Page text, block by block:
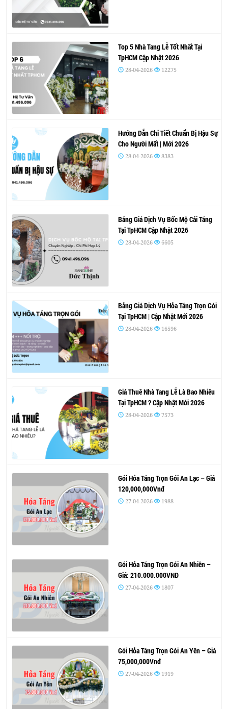
Top 5 Nhà Tang Lễ Tốt Nhất Tại
TpHCM Cập Nhật 2026
28-04-2026 12275
Hướng Dẫn Chi Tiết Chuẩn Bị Hậu Sự
Cho Người Mất | Mới 2026
28-04-2026 8383
Bảng Giá Dịch Vụ Bốc Mộ Cải Táng
Tại TpHCM Cập Nhật 2026
28-04-2026 6605
Bảng Giá Dịch Vụ Hỏa Táng Trọn Gói
Tại TpHCM | Cập Nhật Mới 2026
28-04-2026 16596
Giá Thuê Nhà Tang Lễ Là Bao Nhiêu
Tại TpHCM ? Cập Nhật Mới 2026
28-04-2026 7573
Gói Hỏa Táng Trọn Gói An Lạc – Giá
120,000,000Vnđ
27-04-2026 1988
Gói Hỏa Táng Trọn Gói An Nhiên –
Giá: 210.000.000VNĐ
27-04-2026 1807
Gói Hỏa Táng Trọn Gói An Yên – Giá
75,000,000Vnđ
27-04-2026 1919